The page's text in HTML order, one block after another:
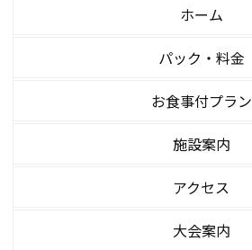
ホーム
パック・料金
お食事付プラン
施設案内
アクセス
大会案内